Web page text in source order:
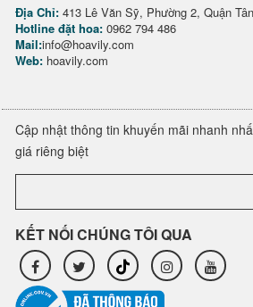
Địa Chỉ: 413 Lê Văn Sỹ, Phường 2, Quận
Hotline đặt hoa: 0962 794 486
Mail:info@hoavily.com
Web: hoavily.com
Cập nhật thông tin khuyến mãi nhanh
giá riêng biệt
KẾT NỐI CHÚNG TÔI QUA